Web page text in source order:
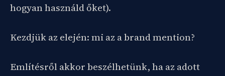
hogyan használd őket).
Kezdjük az elején: mi az a brand mention?
Említésről akkor beszélhetünk, ha az adott